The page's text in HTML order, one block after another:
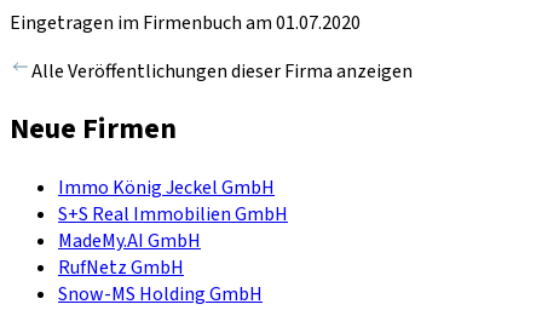
Eingetragen im Firmenbuch am 01.07.2020
Alle Veröffentlichungen dieser Firma anzeigen
Neue Firmen
Immo König Jeckel GmbH
S+S Real Immobilien GmbH
MadeMy.AI GmbH
RufNetz GmbH
Snow-MS Holding GmbH